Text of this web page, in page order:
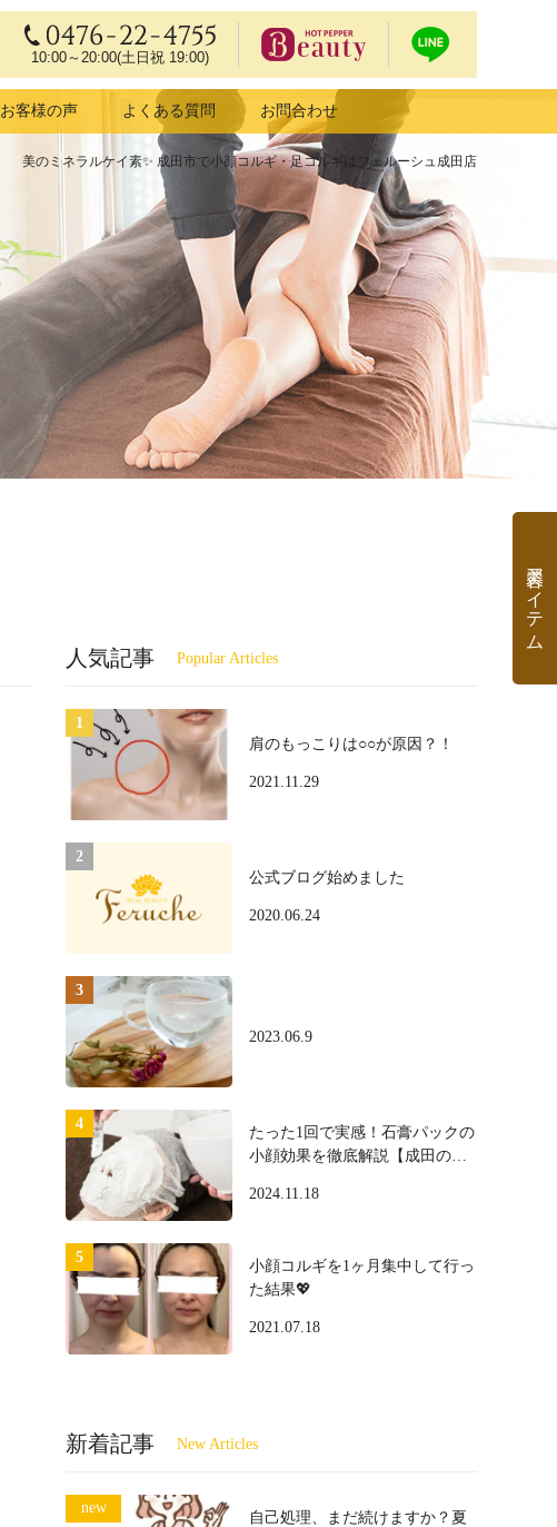
美のミネラルケイ素✨ 成田市で小顔コルギ・足コルギはフェルーシュ成田店
0476-22-4755
10:00～20:00(土日祝 19:00)
ホットペッ
パービュー
ティーで予
約
LIN
予約
お客様の声 よくある質問 お問合わせ
人気記事
肩のもっこりは○○が原因？！
2021.11.29
公式ブログ始めました
2020.06.24
2023.06.9
たった1回で実感！石膏パックの
小顔効果を徹底解説【成田のプ
2024.11.18
小顔コルギを1ヶ月集中して行っ
た結果💖
2021.07.18
新着記事
自己処理、まだ続けますか？夏
美容アイテム